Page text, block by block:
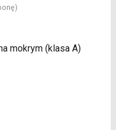
mokrym (klasa A)